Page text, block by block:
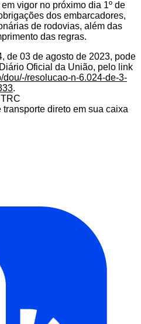
vigor no próximo dia 1º de
dos embarcadores,
de rodovias, além das
das regras.
de 03 de agosto de 2023, pode
Oficial da União, pelo link
dou/-/resolucao-n-6.024-de-3-
.
direto em sua caixa